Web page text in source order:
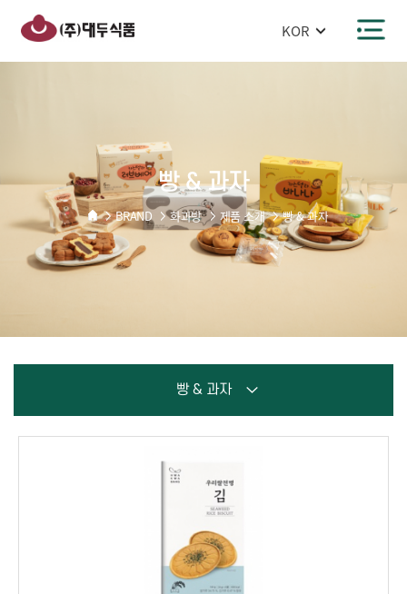
건너뛰기
빵 & 과자
BRAND 화과방 제품 소개 빵 & 과자
빵 & 과자
과자